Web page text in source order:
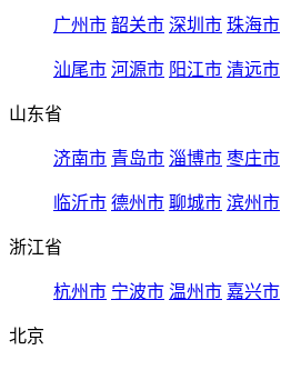
广州市 韶关市 深圳市 珠海市
汕尾市 河源市 阳江市 清远市
山东省
济南市 青岛市 淄博市 枣庄市
临沂市 德州市 聊城市 滨州市
浙江省
杭州市 宁波市 温州市 嘉兴市
北京